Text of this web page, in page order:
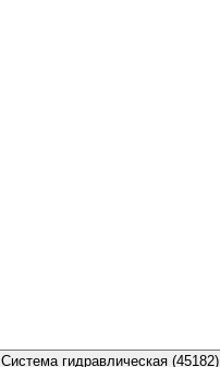
Система гидравлическая (45182)